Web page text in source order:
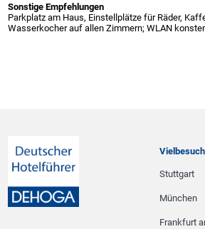
Sonstige Empfehlungen
Parkplatz am Haus, Einstellplätze für Räder,
Wasserkocher auf allen Zimmern; WLAN
Stuttgart
München
Frankfurt